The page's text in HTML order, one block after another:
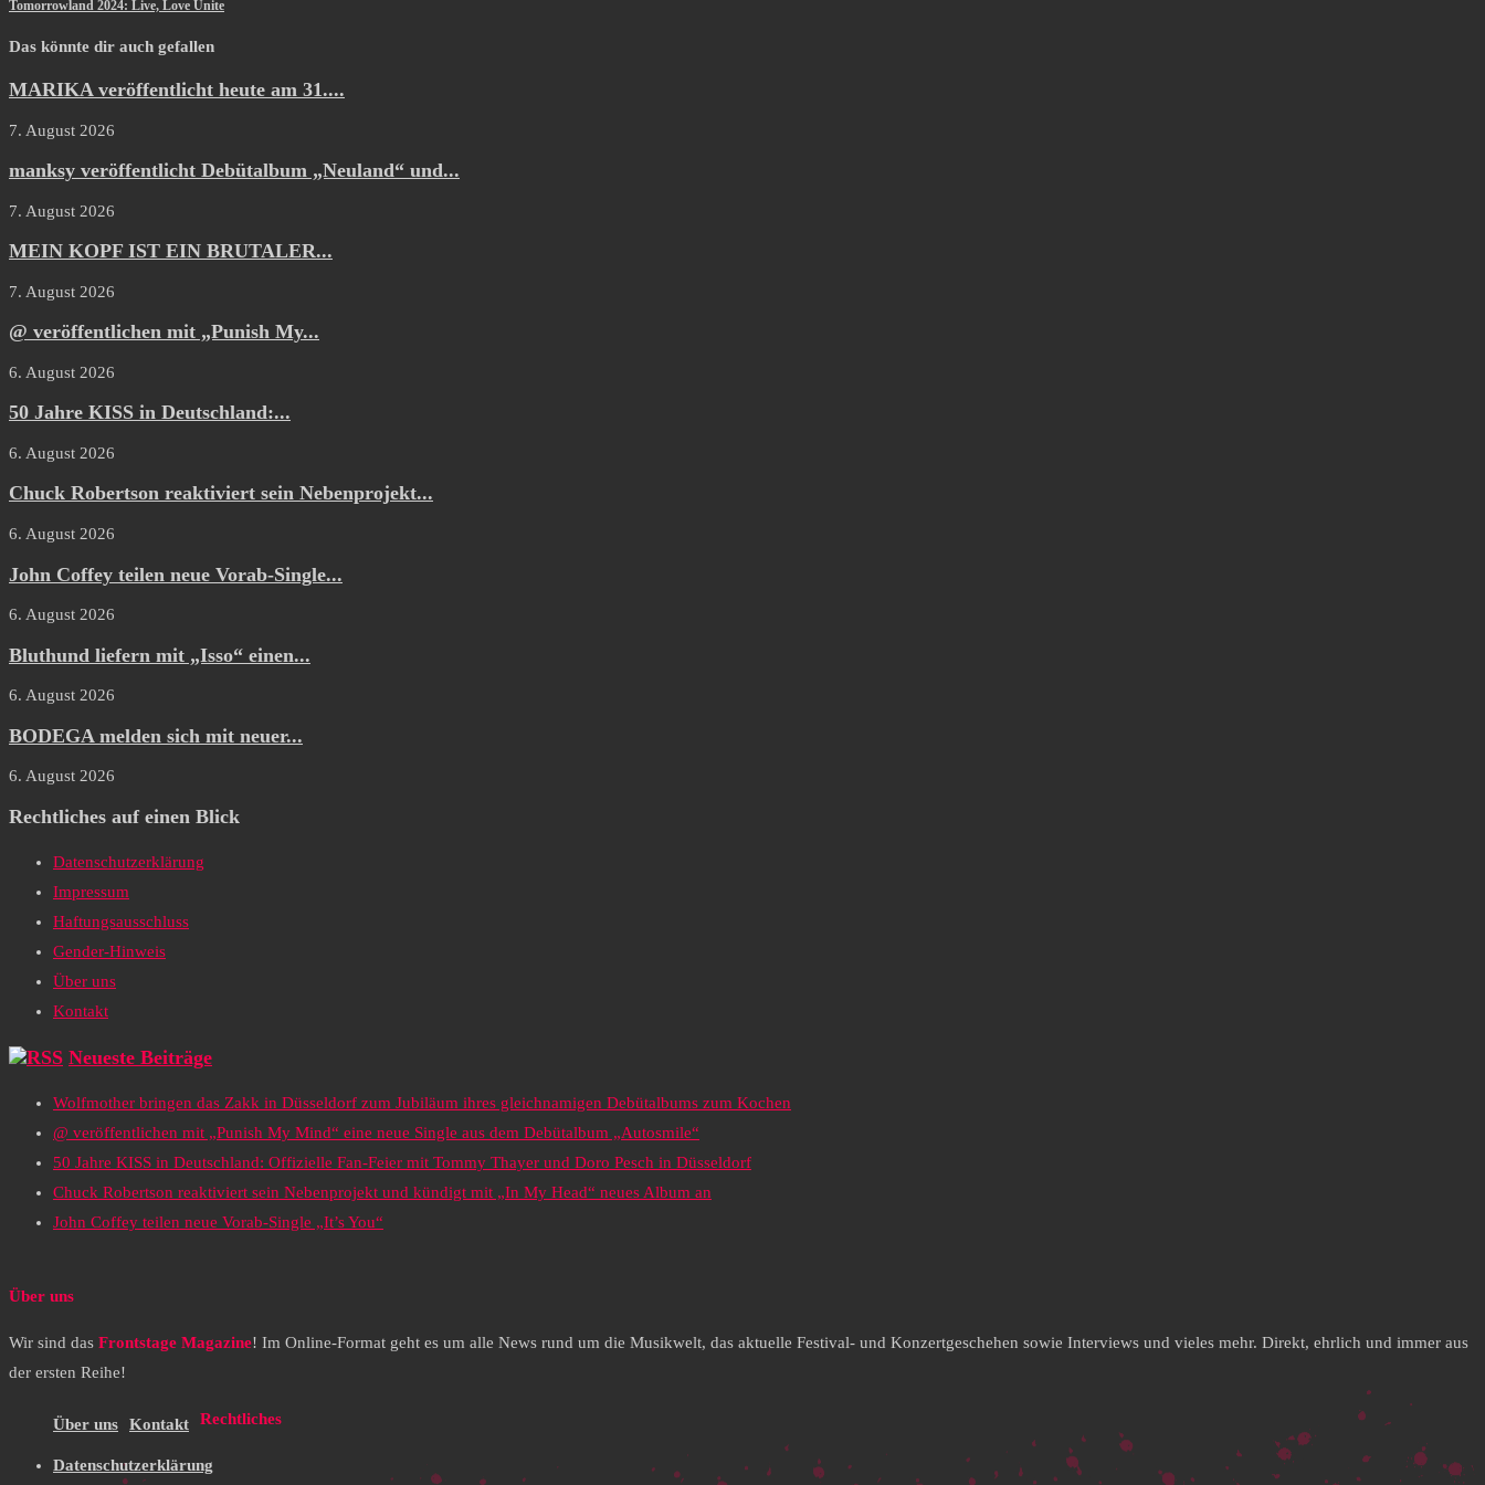
Tomorrowland 2024: Live, Love Unite
Das könnte dir auch gefallen
MARIKA veröffentlicht heute am 31....
7. August 2026
manksy veröffentlicht Debütalbum „Neuland“ und...
7. August 2026
MEIN KOPF IST EIN BRUTALER...
7. August 2026
@ veröffentlichen mit „Punish My...
6. August 2026
50 Jahre KISS in Deutschland:...
6. August 2026
Chuck Robertson reaktiviert sein Nebenprojekt...
6. August 2026
John Coffey teilen neue Vorab-Single...
6. August 2026
Bluthund liefern mit „Isso“ einen...
6. August 2026
BODEGA melden sich mit neuer...
6. August 2026
Rechtliches auf einen Blick
Datenschutzerklärung
Impressum
Haftungsausschluss
Gender-Hinweis
Über uns
Kontakt
Neueste Beiträge
Wolfmother bringen das Zakk in Düsseldorf zum Jubiläum ihres gleichnamigen Debütalbums zum Kochen
@ veröffentlichen mit „Punish My Mind“ eine neue Single aus dem Debütalbum „Autosmile“
50 Jahre KISS in Deutschland: Offizielle Fan-Feier mit Tommy Thayer und Doro Pesch in Düsseldorf
Chuck Robertson reaktiviert sein Nebenprojekt und kündigt mit „In My Head“ neues Album an
John Coffey teilen neue Vorab-Single „It’s You“
Über uns
Wir sind das Frontstage Magazine! Im Online-Format geht es um alle News rund um die Musikwelt, das aktuelle Festival- und Konzertgeschehen sowie Interviews und vieles mehr. Direkt, ehrlich und immer aus
der ersten Reihe!
Über uns Kontakt Rechtliches
Datenschutzerklärung